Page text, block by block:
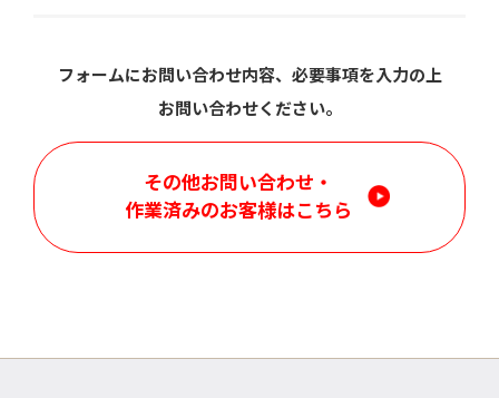
フォームにお問い合わせ内容、必要事項を入力の上
お問い合わせください。
その他お問い合わせ・
作業済みのお客様はこちら